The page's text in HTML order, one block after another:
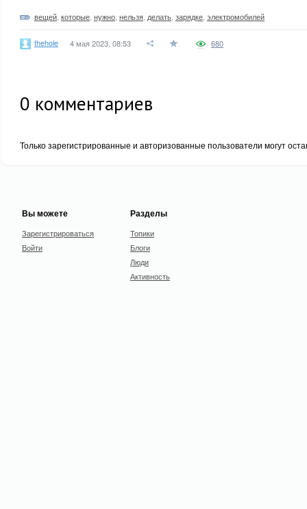
вещей которые нужно нельзя делать зарядке электромобилей
thehole 4 мая 2023, 08:53 680
0 комментариев
Только зарегистрированные и авторизованные пользователи могут
Вы можете
Зарегистрироваться
Войти
Разделы
Топики
Блоги
Люди
Активность